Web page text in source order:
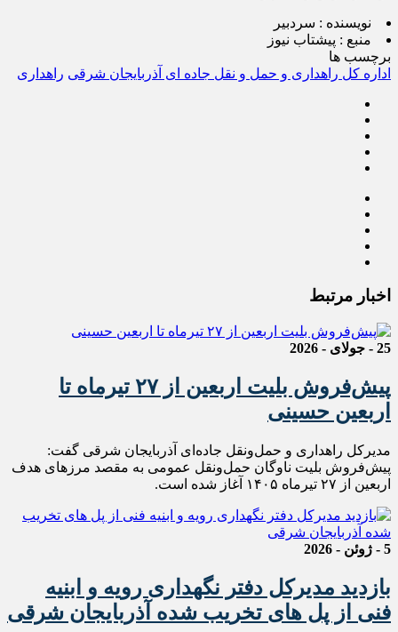
نویسنده : سردبیر
منبع : پیشتاب نیوز
برچسب ها
اداره کل راهداری و حمل و نقل جاده ای آذربایجان شرقی راهداری
اخبار مرتبط
25 - جولای - 2026
پیش‌فروش بلیت اربعین از ۲۷ تیرماه تا
اربعین حسینی
مدیرکل راهداری و حمل‌ونقل جاده‌ای آذربایجان شرقی گفت:
پیش‌فروش بلیت ناوگان حمل‌ونقل عمومی به مقصد مرزهای هدف
اربعین از ۲۷ تیرماه ۱۴۰۵ آغاز شده است.
5 - ژوئن - 2026
بازدید مدیرکل دفتر نگهداری رویه و ابنیه
فنی از پل های تخریب شده آذربایجان شرقی